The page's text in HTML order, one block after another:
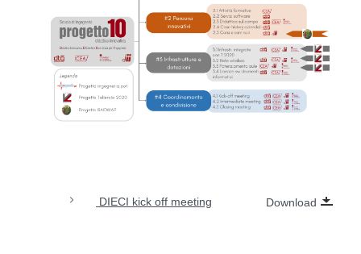
DIECI kick off meeting Download